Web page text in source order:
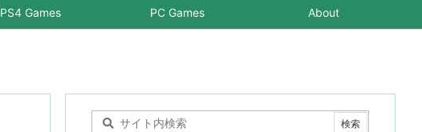
PS4 Games PC Games About